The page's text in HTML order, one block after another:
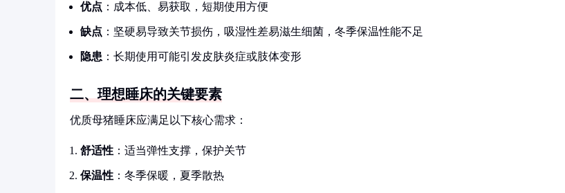
优点 ：成本低、易获取，短期使用方便
缺点 ：坚硬易导致关节损伤，吸湿性差易滋生细菌，冬季保温性能不足
隐患 ：长期使用可能引发皮肤炎症或肢体变形
二、理想睡床的关键要素
优质母猪睡床应满足以下核心需求：
舒适性 ：适当弹性支撑，保护关节
保温性 ：冬季保暖，夏季散热